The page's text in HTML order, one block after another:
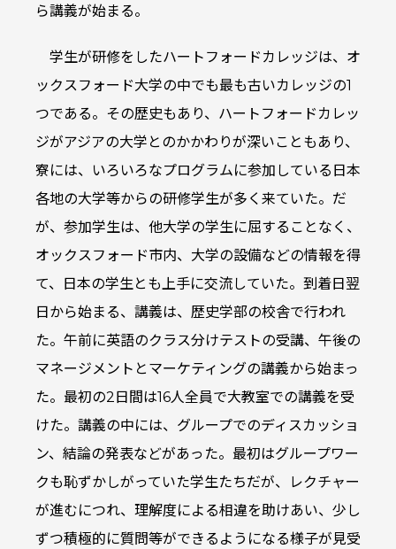
ら講義が始まる。
学生が研修をしたハートフォードカレッジは、オ
ックスフォード大学の中でも最も古いカレッジの1
つである。その歴史もあり、ハートフォードカレッ
ジがアジアの大学とのかかわりが深いこともあり、
寮には、いろいろなプログラムに参加している日本
各地の大学等からの研修学生が多く来ていた。だ
が、参加学生は、他大学の学生に屈することなく、
オックスフォード市内、大学の設備などの情報を得
て、日本の学生とも上手に交流していた。到着日翌
日から始まる、講義は、歴史学部の校舎で行われ
た。午前に英語のクラス分けテストの受講、午後の
マネージメントとマーケティングの講義から始まっ
た。最初の2日間は16人全員で大教室での講義を受
けた。講義の中には、グループでのディスカッショ
ン、結論の発表などがあった。最初はグループワー
クも恥ずかしがっていた学生たちだが、レクチャー
が進むにつれ、理解度による相違を助けあい、少し
ずつ積極的に質問等ができるようになる様子が見受